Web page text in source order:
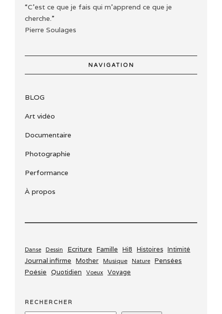
“C'est ce que je fais qui m'apprend ce que je
cherche.”
Pierre Soulages
NAVIGATION
BLOG
Art vidéo
Documentaire
Photographie
Performance
À propos
Danse Dessin Ecriture Famille Hi8 Histoires Intimité
Journal infirme Mother Musique Nature Pensées
Poésie Quotidien Voeux Voyage
RECHERCHER